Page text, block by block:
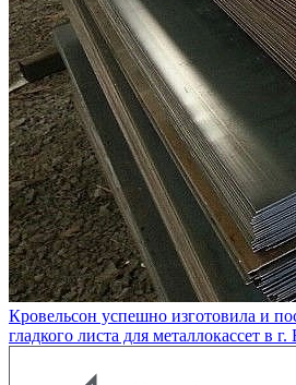
Кровельсон успешно изготовила и
гладкого листа для металлокассет в